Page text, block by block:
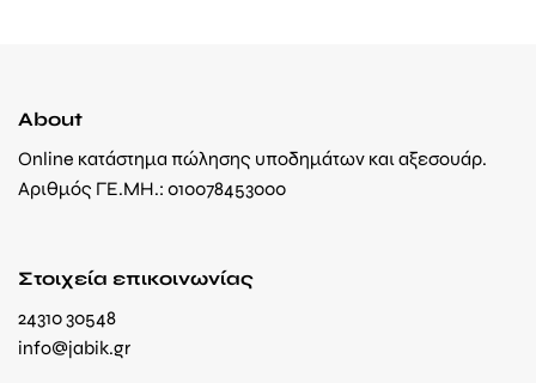
About
Online κατάστημα πώλησης υποδημάτων και αξεσουάρ.
Αριθμός ΓΕ.ΜΗ.: 010078453000
Στοιχεία επικοινωνίας
24310 30548
info@jabik.gr